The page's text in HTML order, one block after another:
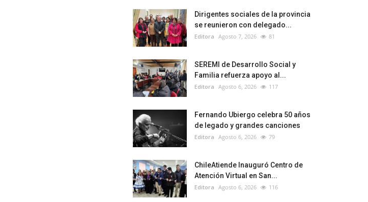
Dirigentes sociales de la provincia
se reunieron con delegado...
Editora Agosto 7, 2026 81
SEREMI de Desarrollo Social y
Familia refuerza apoyo al...
Editora Agosto 6, 2026 117
Fernando Ubiergo celebra 50 años
de legado y grandes canciones
Editora Agosto 6, 2026 79
ChileAtiende Inauguró Centro de
Atención Virtual en San...
Editora Agosto 6, 2026 116